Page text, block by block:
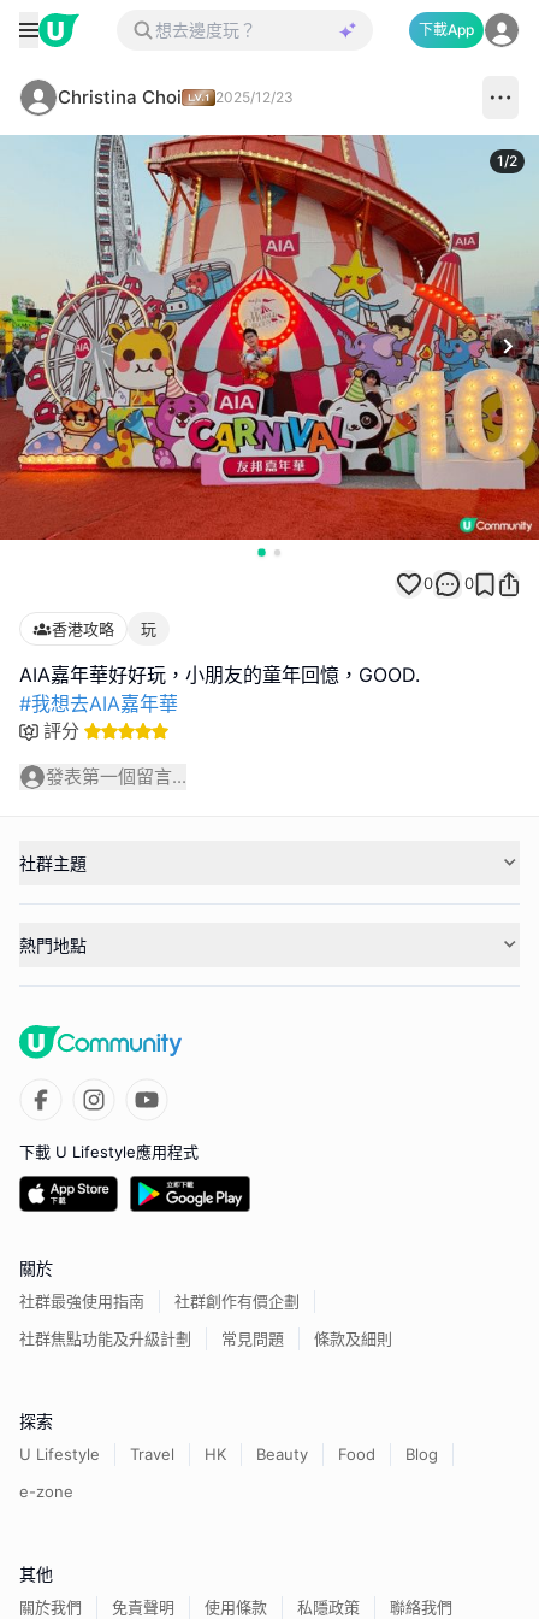
下載App
Christina Choi 2025/12/23
1/2
0 0
香港攻略 玩
#我想去AIA嘉年華
評分
發表第一個留言...
社群主題
熱門地點
下載 U Lifestyle應用程式
關於
社群最強使用指南
社群創作有價企劃
社群焦點功能及升級計劃
常見問題 條款及細則
探索
U Lifestyle Travel HK Beauty Food
Blog
e-zone
其他
關於我們 免責聲明 使用條款 私隱政策 聯絡我們